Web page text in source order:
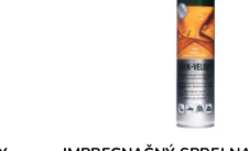
poškodením vodou a uv-
Skladom
Collonil
2 roky